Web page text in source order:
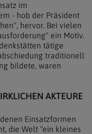
im
- hob der Präsident
hervor. Bei vielen
ein Motiv.
tätige
traditionell
bildete, waren
AKTEURE
Einsatzformen
die Welt "ein kleines